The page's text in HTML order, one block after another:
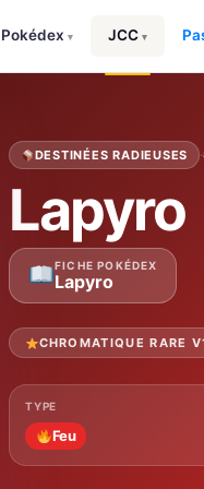
Pokédex ▾ JCC ▾
DESTINÉES RADIEUSES ·
Lapyro
FICHE POKÉDEX
Lapyro
CHROMATIQUE RARE
TYPE
Feu